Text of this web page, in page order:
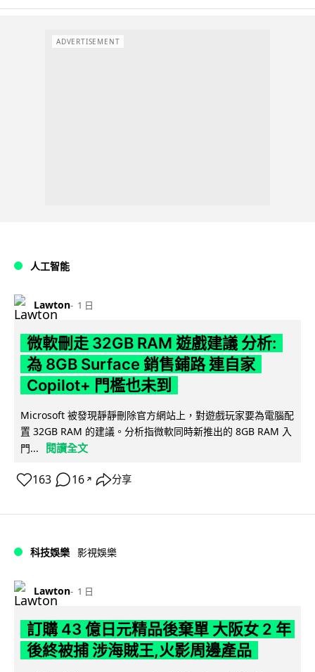
ADVERTISEMENT
人工智能
Lawton 1 日
微軟刪走 32GB RAM 遊戲建議 分析:
為 8GB Surface 銷售鋪路 連自家
Copilot+ 門檻也未到
Microsoft 被發現靜靜刪除官方網站上，對遊戲玩家要為電腦配
置 32GB RAM 的建議。分析指微軟同時新推出的 8GB RAM 入
門...
閱讀全文
163 16 ↗ 分享
科技娛樂 影視娛樂
Lawton 1 日
訂購 43 億日元精品後棄單 大阪女 2 年
後終被捕 涉海賊王,火影周邊產品